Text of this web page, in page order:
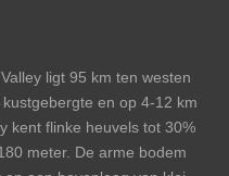
ligt 95 km ten westen
en op 4-12 km
kent flinke heuvels tot 30%
meter. De arme bodem